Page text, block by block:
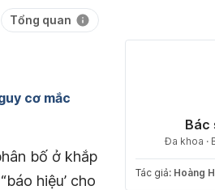
Tổng quan
cơ mắc
bố ở khắp
hiệu’ cho
Bác
Đa khoa ·
Tác giả: Hoàng